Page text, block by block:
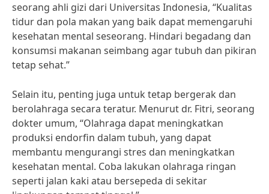
seorang ahli gizi dari Universitas Indonesia, “Kualitas
tidur dan pola makan yang baik dapat memengaruhi
kesehatan mental seseorang. Hindari begadang dan
konsumsi makanan seimbang agar tubuh dan pikiran
tetap sehat.”
Selain itu, penting juga untuk tetap bergerak dan
berolahraga secara teratur. Menurut dr. Fitri, seorang
dokter umum, “Olahraga dapat meningkatkan
produksi endorfin dalam tubuh, yang dapat
membantu mengurangi stres dan meningkatkan
kesehatan mental. Coba lakukan olahraga ringan
seperti jalan kaki atau bersepeda di sekitar